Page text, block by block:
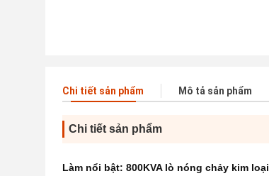
Chi tiết sản phẩm Mô tả sản phẩm
Chi tiết sản phẩm
Làm nổi bật: 800KVA lò nóng chảy kim loại